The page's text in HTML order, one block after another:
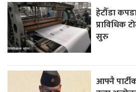
हेटौँडा
प्राविधिक
सुरु
आफ्नै